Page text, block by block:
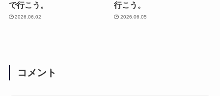
で行こう。
2026.06.02
行こう。
2026.06.05
コメント